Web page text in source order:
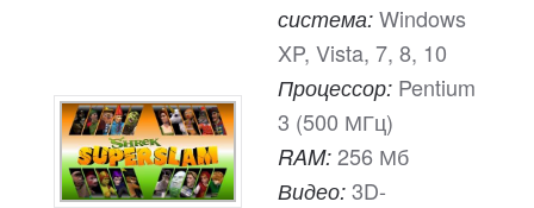
система: Windows
XP, Vista, 7, 8, 10
Процессор: Pentium
3 (500 МГц)
RAM: 256 Мб
Видео: 3D-